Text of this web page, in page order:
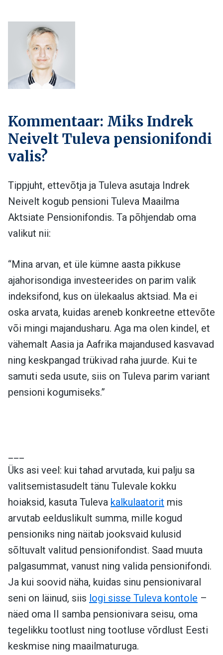
Kommentaar: Miks Indrek
Neivelt Tuleva pensionifondi
valis?
Tippjuht, ettevõtja ja Tuleva asutaja Indrek
Neivelt kogub pensioni Tuleva Maailma
Aktsiate Pensionifondis. Ta põhjendab oma
valikut nii:
“Mina arvan, et üle kümne aasta pikkuse
ajahorisondiga investeerides on parim valik
indeksifond, kus on ülekaalus aktsiad. Ma ei
oska arvata, kuidas areneb konkreetne ettevõte
või mingi majandusharu. Aga ma olen kindel, et
vähemalt Aasia ja Aafrika majandused kasvavad
ning keskpangad trükivad raha juurde. Kui te
samuti seda usute, siis on Tuleva parim variant
pensioni kogumiseks.”
Üks asi veel: kui tahad arvutada, kui palju sa
valitsemistasudelt tänu Tulevale kokku
hoiaksid, kasuta Tuleva kalkulaatorit mis
arvutab eelduslikult summa, mille kogud
pensioniks ning näitab jooksvaid kulusid
sõltuvalt valitud pensionifondist. Saad muuta
palgasummat, vanust ning valida pensionifondi.
Ja kui soovid näha, kuidas sinu pensionivaral
seni on läinud, siis logi sisse Tuleva kontole –
näed oma II samba pensionivara seisu, oma
tegelikku tootlust ning tootluse võrdlust Eesti
keskmise ning maailmaturuga.